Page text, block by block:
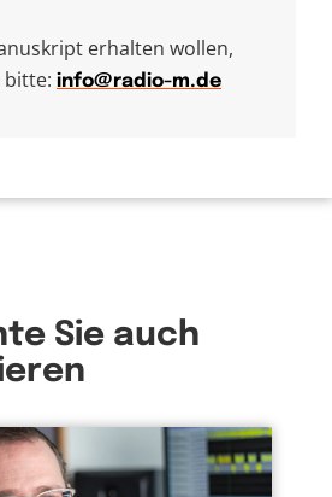
erhalten wollen,
bitte: info@radio-m.de
Sie auch